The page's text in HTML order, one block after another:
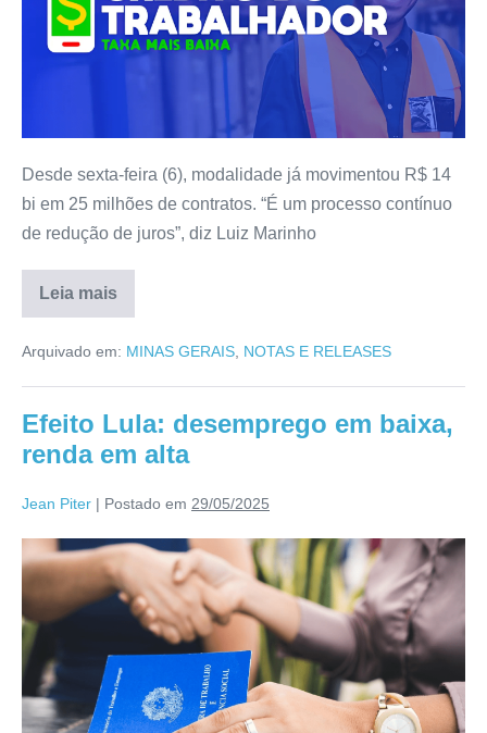
Desde sexta-feira (6), modalidade já movimentou R$ 14
bi em 25 milhões de contratos. “É um processo contínuo
de redução de juros”, diz Luiz Marinho
Leia mais
Arquivado em: MINAS GERAIS, NOTAS E RELEASES
Efeito Lula: desemprego em baixa,
renda em alta
Jean Piter | Postado em 29/05/2025